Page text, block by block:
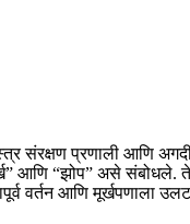
संरक्षण प्रणाली आणि
आणि “झोप” असे
वर्तन आणि मूर्खपणाला